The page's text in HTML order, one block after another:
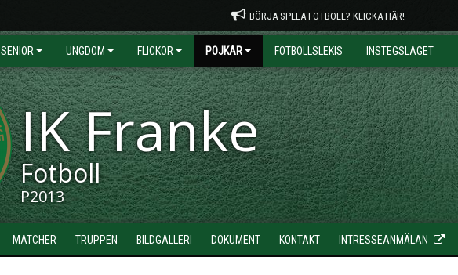
BÖRJA SPELA FOTBOLL? KLICKA HÄR!
SENIOR UNGDOM FLICKOR POJKAR FOTBOLLSLEKIS INSTEGSLAGET
IK Franke
Fotboll
P2013
MATCHER TRUPPEN BILDGALLERI DOKUMENT KONTAKT INTRESSEANMÄLAN